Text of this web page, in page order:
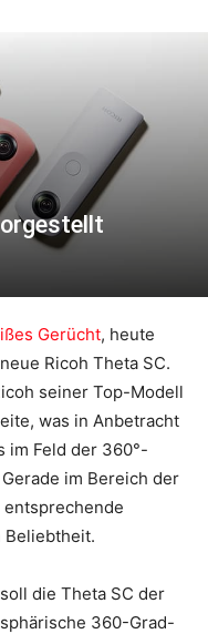
Gerücht, heute
Ricoh Theta SC.
seiner Top-Modell
was in Anbetracht
im Feld der 360°-
im Bereich der
Beliebtheit.
die Theta SC der
360-Grad-